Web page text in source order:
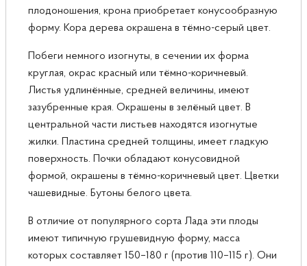
плодоношения, крона приобретает конусообразную
форму. Кора дерева окрашена в тёмно-серый цвет.
Побеги немного изогнуты, в сечении их форма
круглая, окрас красный или тёмно-коричневый.
Листья удлинённые, средней величины, имеют
зазубренные края. Окрашены в зелёный цвет. В
центральной части листьев находятся изогнутые
жилки. Пластина средней толщины, имеет гладкую
поверхность. Почки обладают конусовидной
формой, окрашены в тёмно-коричневый цвет. Цветки
чашевидные. Бутоны белого цвета.
В отличие от популярного сорта Лада эти плоды
имеют типичную грушевидную форму, масса
которых составляет 150–180 г (против 110–115 г). Они